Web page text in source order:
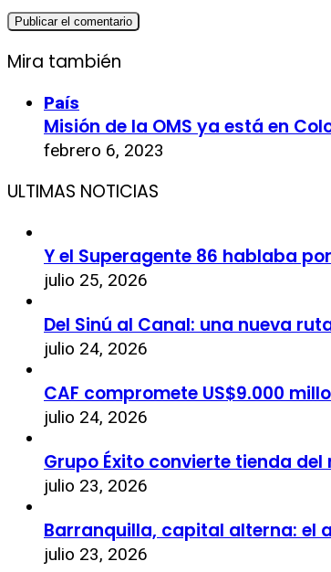
Mira también
País
Misión de la OMS ya está en
febrero 6, 2023
ULTIMAS NOTICIAS
Y el Superagente 86 hablaba
julio 25, 2026
Del Sinú al Canal: una nueva
julio 24, 2026
CAF compromete US$9.000
julio 24, 2026
Grupo Éxito convierte tienda
julio 23, 2026
Barranquilla, capital alterna: el
julio 23, 2026